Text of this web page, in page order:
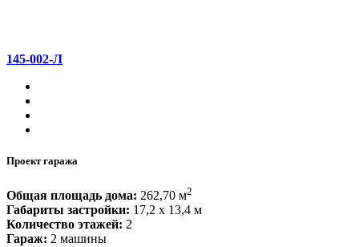
145-002-Л
Проект гаража
Общая площадь дома: 262,70 м2
Габариты застройки: 17,2 x 13,4 м
Количество этажей: 2
Гараж: 2 машины